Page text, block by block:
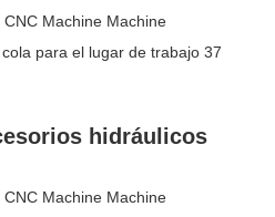
hidráulicos